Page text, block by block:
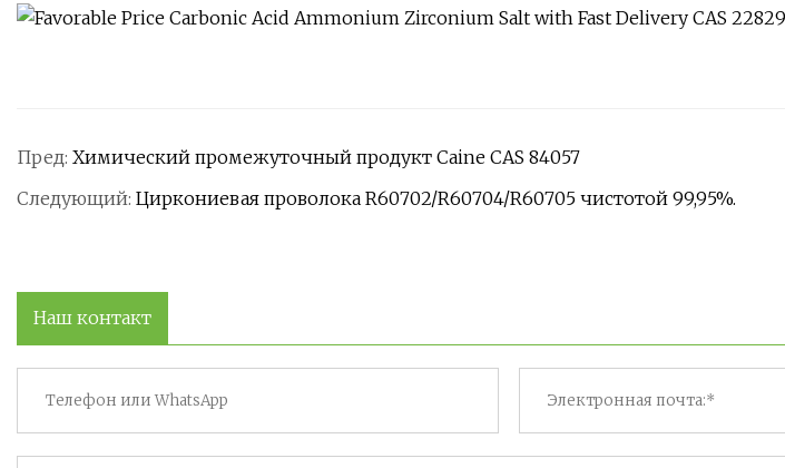
Пред: Химический промежуточный продукт Caine CAS 84057
Следующий: Циркониевая проволока R60702/R60704/R60705 чистотой 99,95%.
Наш контакт